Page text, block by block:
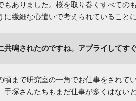
もありました。桜を取り巻くすべての
に繊細な心遣いで考えられていること
共鳴されたのですね。アプライしてす
頃まで研究室の一角でお仕事をされて
手塚さんたちもまだ仕事が多くはない